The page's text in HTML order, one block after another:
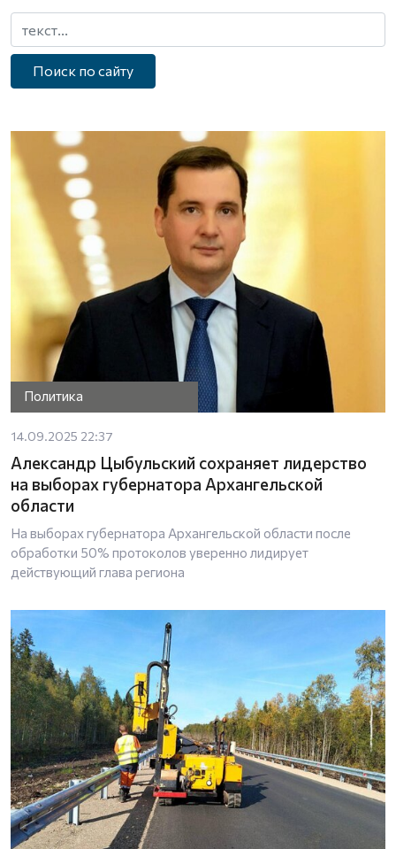
Поиск по сайту
Политика
14.09.2025 22:37
Александр Цыбульский сохраняет лидерство
на выборах губернатора Архангельской
области
На выборах губернатора Архангельской области после
обработки 50% протоколов уверенно лидирует
действующий глава региона